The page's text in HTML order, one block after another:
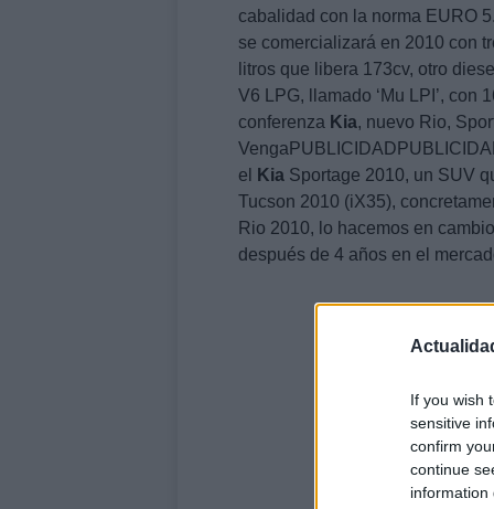
If you wish
sensitive
confirm
continue
information
cabalidad con la norma EURO
se comercializará en 2010 con
litros que libera 173cv, otro
V6 LPG, llamado ‘Mu LPI’, con
conferenza Kia, nuevo Rio,
el
Kia Sportage 2010, un SUV
Tucson 2010 (iX35),
Rio 2010, lo hacemos en
después de 4 años en el